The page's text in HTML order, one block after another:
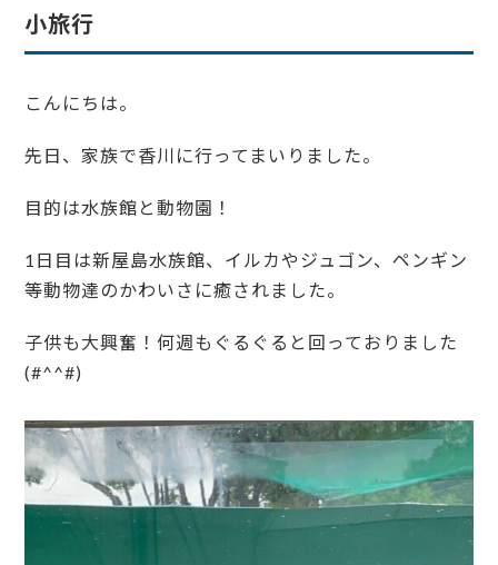
小旅行
こんにちは。
先日、家族で香川に行ってまいりました。
目的は水族館と動物園！
1日目は新屋島水族館、イルカやジュゴン、ペンギン
等動物達のかわいさに癒されました。
子供も大興奮！何週もぐるぐると回っておりました
(#^^#)